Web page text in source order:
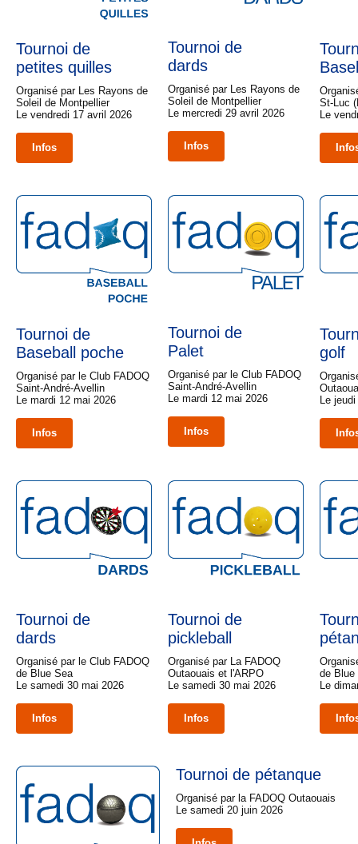
Tournoi de
petites quilles
Organisé par Les Rayons de
Soleil de Montpellier
Le vendredi 17 avril 2026
Infos
Tournoi de
dards
Organisé par Les Rayons de
Soleil de Montpellier
Le mercredi 29 avril 2026
Infos
St-Luc
Le
Tournoi de
Baseball poche
Organisé par le Club FADOQ
Saint-André-Avellin
Le mardi 12 mai 2026
Infos
Tournoi de
Palet
Organisé par le Club FADOQ
Saint-André-Avellin
Le mardi 12 mai 2026
Infos
golf
Le
Tournoi de
dards
Organisé par le Club FADOQ
de Blue Sea
Le samedi 30 mai 2026
Infos
Tournoi de
pickleball
Organisé par La FADOQ
Outaouais et l'ARPO
Le samedi 30 mai 2026
Infos
de Blue
Le
Tournoi de pétanque
Organisé par la FADOQ Outaouais
Le samedi 20 juin 2026